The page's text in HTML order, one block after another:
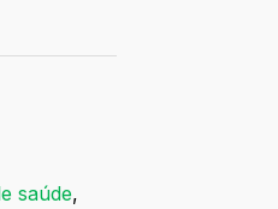
saúde,